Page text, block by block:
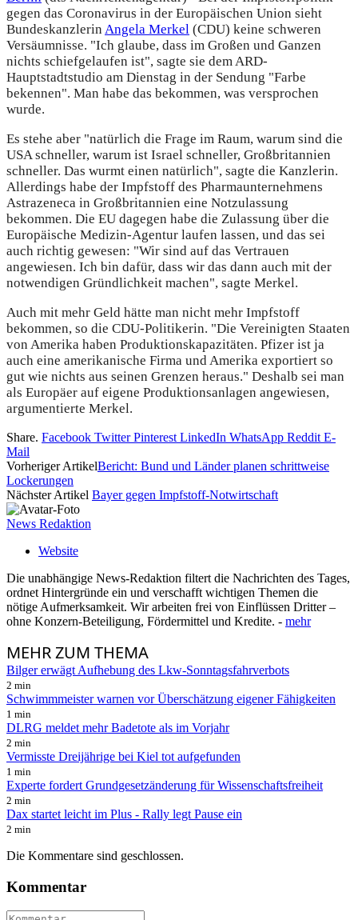
gegen das Coronavirus in der Europäischen Union sieht
Bundeskanzlerin Angela Merkel (CDU) keine schweren
Versäumnisse. "Ich glaube, dass im Großen und Ganzen
nichts schiefgelaufen ist", sagte sie dem ARD-
Hauptstadtstudio am Dienstag in der Sendung "Farbe
bekennen". Man habe das bekommen, was versprochen
wurde.
Es stehe aber "natürlich die Frage im Raum, warum sind die
USA schneller, warum ist Israel schneller, Großbritannien
schneller. Das wurmt einen natürlich", sagte die Kanzlerin.
Allerdings habe der Impfstoff des Pharmaunternehmens
Astrazeneca in Großbritannien eine Notzulassung
bekommen. Die EU dagegen habe die Zulassung über die
Europäische Medizin-Agentur laufen lassen, und das sei
auch richtig gewesen: "Wir sind auf das Vertrauen
angewiesen. Ich bin dafür, dass wir das dann auch mit der
notwendigen Gründlichkeit machen", sagte Merkel.
Auch mit mehr Geld hätte man nicht mehr Impfstoff
bekommen, so die CDU-Politikerin. "Die Vereinigten Staaten
von Amerika haben Produktionskapazitäten. Pfizer ist ja
auch eine amerikanische Firma und Amerika exportiert so
gut wie nichts aus seinen Grenzen heraus." Deshalb sei man
als Europäer auf eigene Produktionsanlagen angewiesen,
argumentierte Merkel.
Share. Facebook Twitter Pinterest LinkedIn WhatsApp Reddit E-
Mail
Vorheriger ArtikelBericht: Bund und Länder planen schrittweise
Lockerungen
Nächster Artikel Bayer gegen Impfstoff-Notwirtschaft
News Redaktion
Website
Die unabhängige News-Redaktion filtert die Nachrichten des Tages,
ordnet Hintergründe ein und verschafft wichtigen Themen die
nötige Aufmerksamkeit. Wir arbeiten frei von Einflüssen Dritter –
ohne Konzern-Beteiligung, Fördermittel und Kredite. - mehr
MEHRZUM THEMA
Bilger erwägt Aufhebung des Lkw-Sonntagsfahrverbots
2 min
Schwimmmeister warnen vor Überschätzung eigener Fähigkeiten
1 min
DLRG meldet mehr Badetote als im Vorjahr
2 min
Vermisste Dreijährige bei Kiel tot aufgefunden
1 min
Experte fordert Grundgesetzänderung für Wissenschaftsfreiheit
2 min
Dax startet leicht im Plus - Rally legt Pause ein
2 min
Die Kommentare sind geschlossen.
Kommentar